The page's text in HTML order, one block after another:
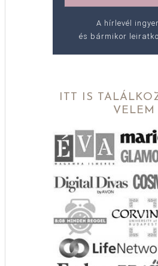
A hírlevél
és bármikor
ITT IS
VELEM